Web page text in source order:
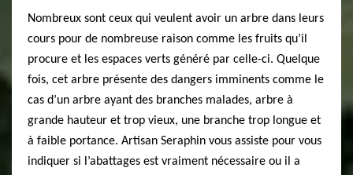
Nombreux sont ceux qui veulent avoir un arbre dans leurs
cours pour de nombreuse raison comme les fruits qu’il
procure et les espaces verts généré par celle-ci. Quelque
fois, cet arbre présente des dangers imminents comme le
cas d’un arbre ayant des branches malades, arbre à
grande hauteur et trop vieux, une branche trop longue et
à faible portance. Artisan Seraphin vous assiste pour vous
indiquer si l’abattages est vraiment nécessaire ou il a